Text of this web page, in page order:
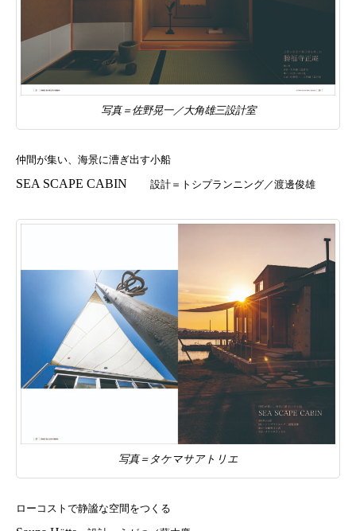
写真＝佐野晃一／大角雄三設計室
仲間が集い、海景に漕ぎ出す小船
SEA SCAPE CABIN 設計＝トシプランニング／渡邊俊雄
写真＝タケマサアトリエ
ローコストで静謐な空間をつくる